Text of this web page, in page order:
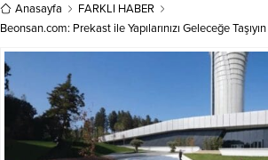
Anasayfa
FARKLI HABER
Beonsan.com: Prekast ile Yapılarınızı Geleceğe Taşıyın